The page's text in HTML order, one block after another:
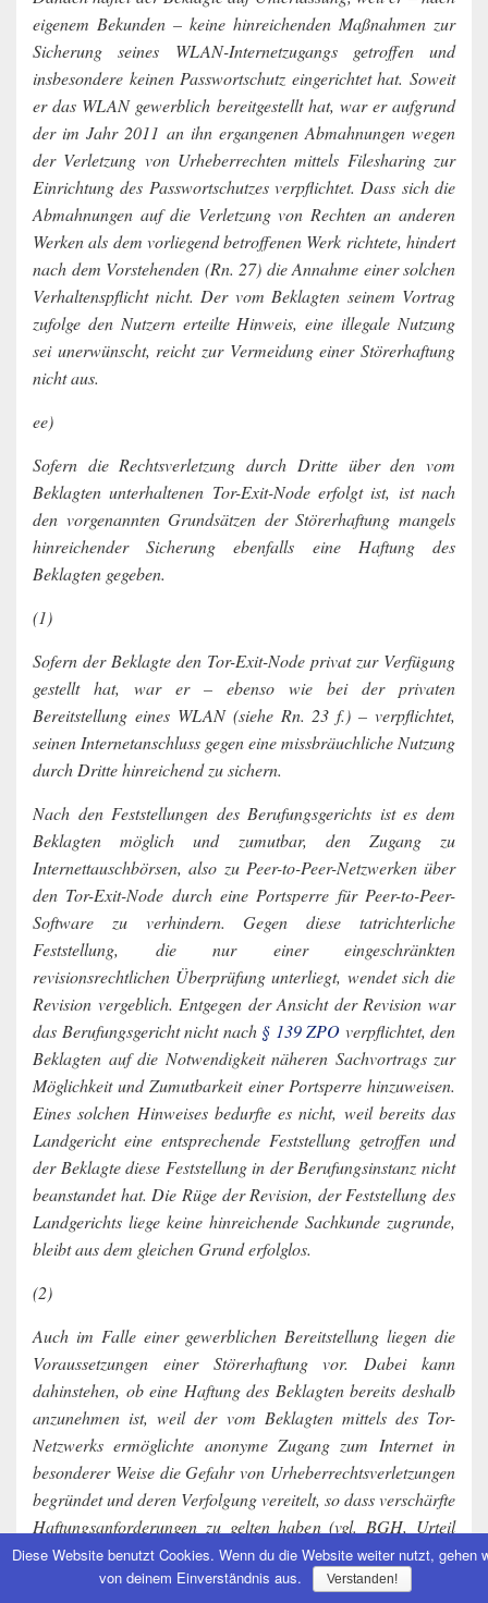
eigenem Bekunden – keine hinreichenden Maßnahmen zur
Sicherung seines WLAN-Internetzugangs getroffen und
insbesondere keinen Passwortschutz eingerichtet hat. Soweit
er das WLAN gewerblich bereitgestellt hat, war er aufgrund
der im Jahr 2011 an ihn ergangenen Abmahnungen wegen
der Verletzung von Urheberrechten mittels Filesharing zur
Einrichtung des Passwortschutzes verpflichtet. Dass sich die
Abmahnungen auf die Verletzung von Rechten an anderen
Werken als dem vorliegend betroffenen Werk richtete, hindert
nach dem Vorstehenden (Rn. 27) die Annahme einer solchen
Verhaltenspflicht nicht. Der vom Beklagten seinem Vortrag
zufolge den Nutzern erteilte Hinweis, eine illegale Nutzung
sei unerwünscht, reicht zur Vermeidung einer Störerhaftung
nicht aus.
ee)
Sofern die Rechtsverletzung durch Dritte über den vom
Beklagten unterhaltenen Tor-Exit-Node erfolgt ist, ist nach
den vorgenannten Grundsätzen der Störerhaftung mangels
hinreichender Sicherung ebenfalls eine Haftung des
Beklagten gegeben.
(1)
Sofern der Beklagte den Tor-Exit-Node privat zur Verfügung
gestellt hat, war er – ebenso wie bei der privaten
Bereitstellung eines WLAN (siehe Rn. 23 f.) – verpflichtet,
seinen Internetanschluss gegen eine missbräuchliche Nutzung
durch Dritte hinreichend zu sichern.
Nach den Feststellungen des Berufungsgerichts ist es dem
Beklagten möglich und zumutbar, den Zugang zu
Internettauschbörsen, also zu Peer-to-Peer-Netzwerken über
den Tor-Exit-Node durch eine Portsperre für Peer-to-Peer-
Software zu verhindern. Gegen diese tatrichterliche
Feststellung, die nur einer eingeschränkten
revisionsrechtlichen Überprüfung unterliegt, wendet sich die
Revision vergeblich. Entgegen der Ansicht der Revision war
das Berufungsgericht nicht nach § 139 ZPO verpflichtet, den
Beklagten auf die Notwendigkeit näheren Sachvortrags zur
Möglichkeit und Zumutbarkeit einer Portsperre hinzuweisen.
Eines solchen Hinweises bedurfte es nicht, weil bereits das
Landgericht eine entsprechende Feststellung getroffen und
der Beklagte diese Feststellung in der Berufungsinstanz nicht
beanstandet hat. Die Rüge der Revision, der Feststellung des
Landgerichts liege keine hinreichende Sachkunde zugrunde,
bleibt aus dem gleichen Grund erfolglos.
(2)
Auch im Falle einer gewerblichen Bereitstellung liegen die
Voraussetzungen einer Störerhaftung vor. Dabei kann
dahinstehen, ob eine Haftung des Beklagten bereits deshalb
anzunehmen ist, weil der vom Beklagten mittels des Tor-
Netzwerks ermöglichte anonyme Zugang zum Internet in
besonderer Weise die Gefahr von Urheberrechtsverletzungen
begründet und deren Verfolgung vereitelt, so dass verschärfte
Haftungsanforderungen zu gelten haben (vgl. BGH, Urteil
vom 15. Januar 2009 –I ZR 57/07,GRUR 2009, 841Rn. 21
WRP 2009, 1139 – Cybersky; BGHZ 194, 339Rn. 22 –
Diese Website benutzt Cookies. Wenn du die Website weiter nutzt, gehen
von deinem Einverständnis aus.
Verstanden!